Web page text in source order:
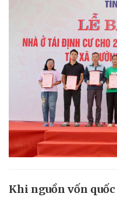
Khi nguồn vốn